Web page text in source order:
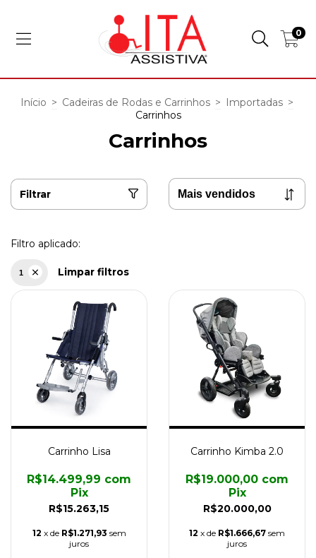
0
Início > Cadeiras de Rodas e Carrinhos > Importadas >
Carrinhos
Carrinhos
Filtrar
Filtro aplicado:
1 Limpar filtros
Carrinho Lisa
R$15.263,15
R$14.499,99 com
Pix
12 x de R$1.271,93 sem
juros
Carrinho Kimba 2.0
R$20.000,00
R$19.000,00 com
Pix
12 x de R$1.666,67 sem
juros